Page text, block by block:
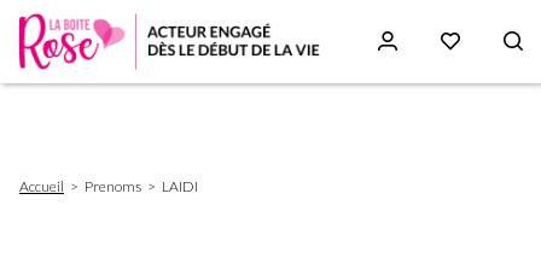
d'Ariane
Accueil Prenoms LAIDI